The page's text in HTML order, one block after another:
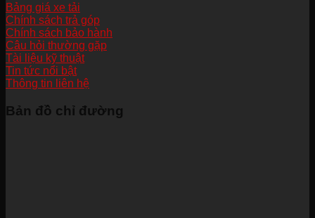
Bảng giá xe tải
Chính sách trả góp
Chính sách bảo hành
Câu hỏi thường gặp
Tài liệu kỹ thuật
Tin tức nổi bật
Thông tin liên hệ
Bản đồ chỉ đường